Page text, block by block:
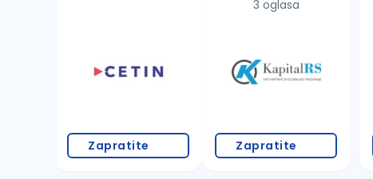
Zapratite
3 oglasa
Zapratite